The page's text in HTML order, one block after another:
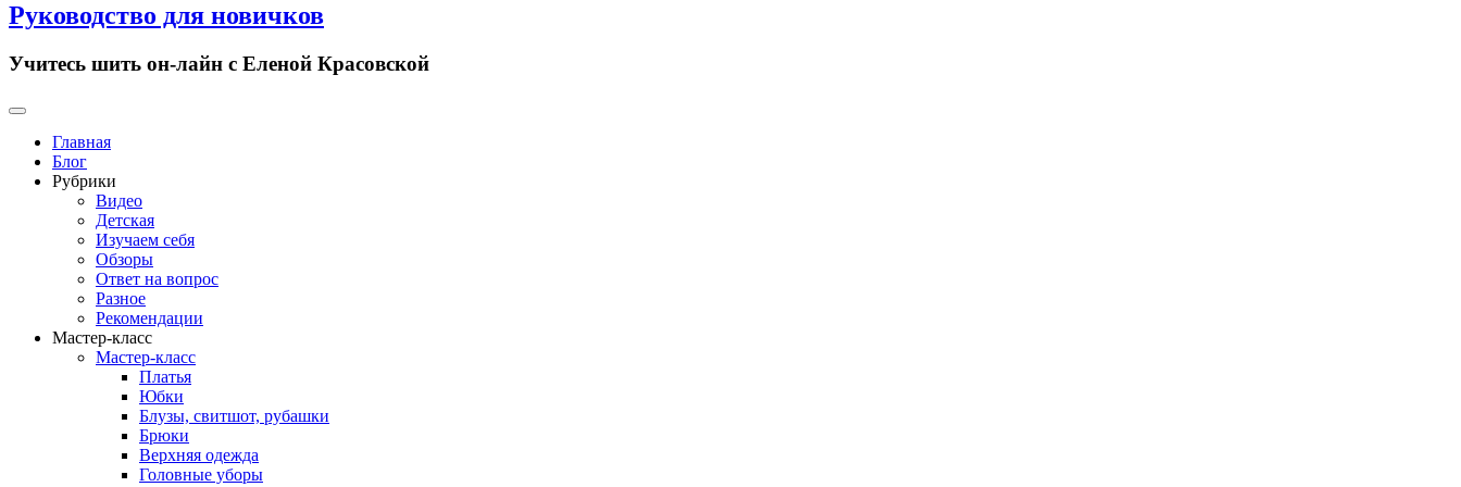
Руководство для новичков
Учитесь шить он-лайн с Еленой Красовской
Primary
Главная
Блог
Рубрики
Видео
Детская
Изучаем себя
Обзоры
Ответ на вопрос
Разное
Рекомендации
Мастер-класс
Мастер-класс
Платья
Юбки
Блузы, свитшот, рубашки
Брюки
Верхняя одежда
Головные уборы